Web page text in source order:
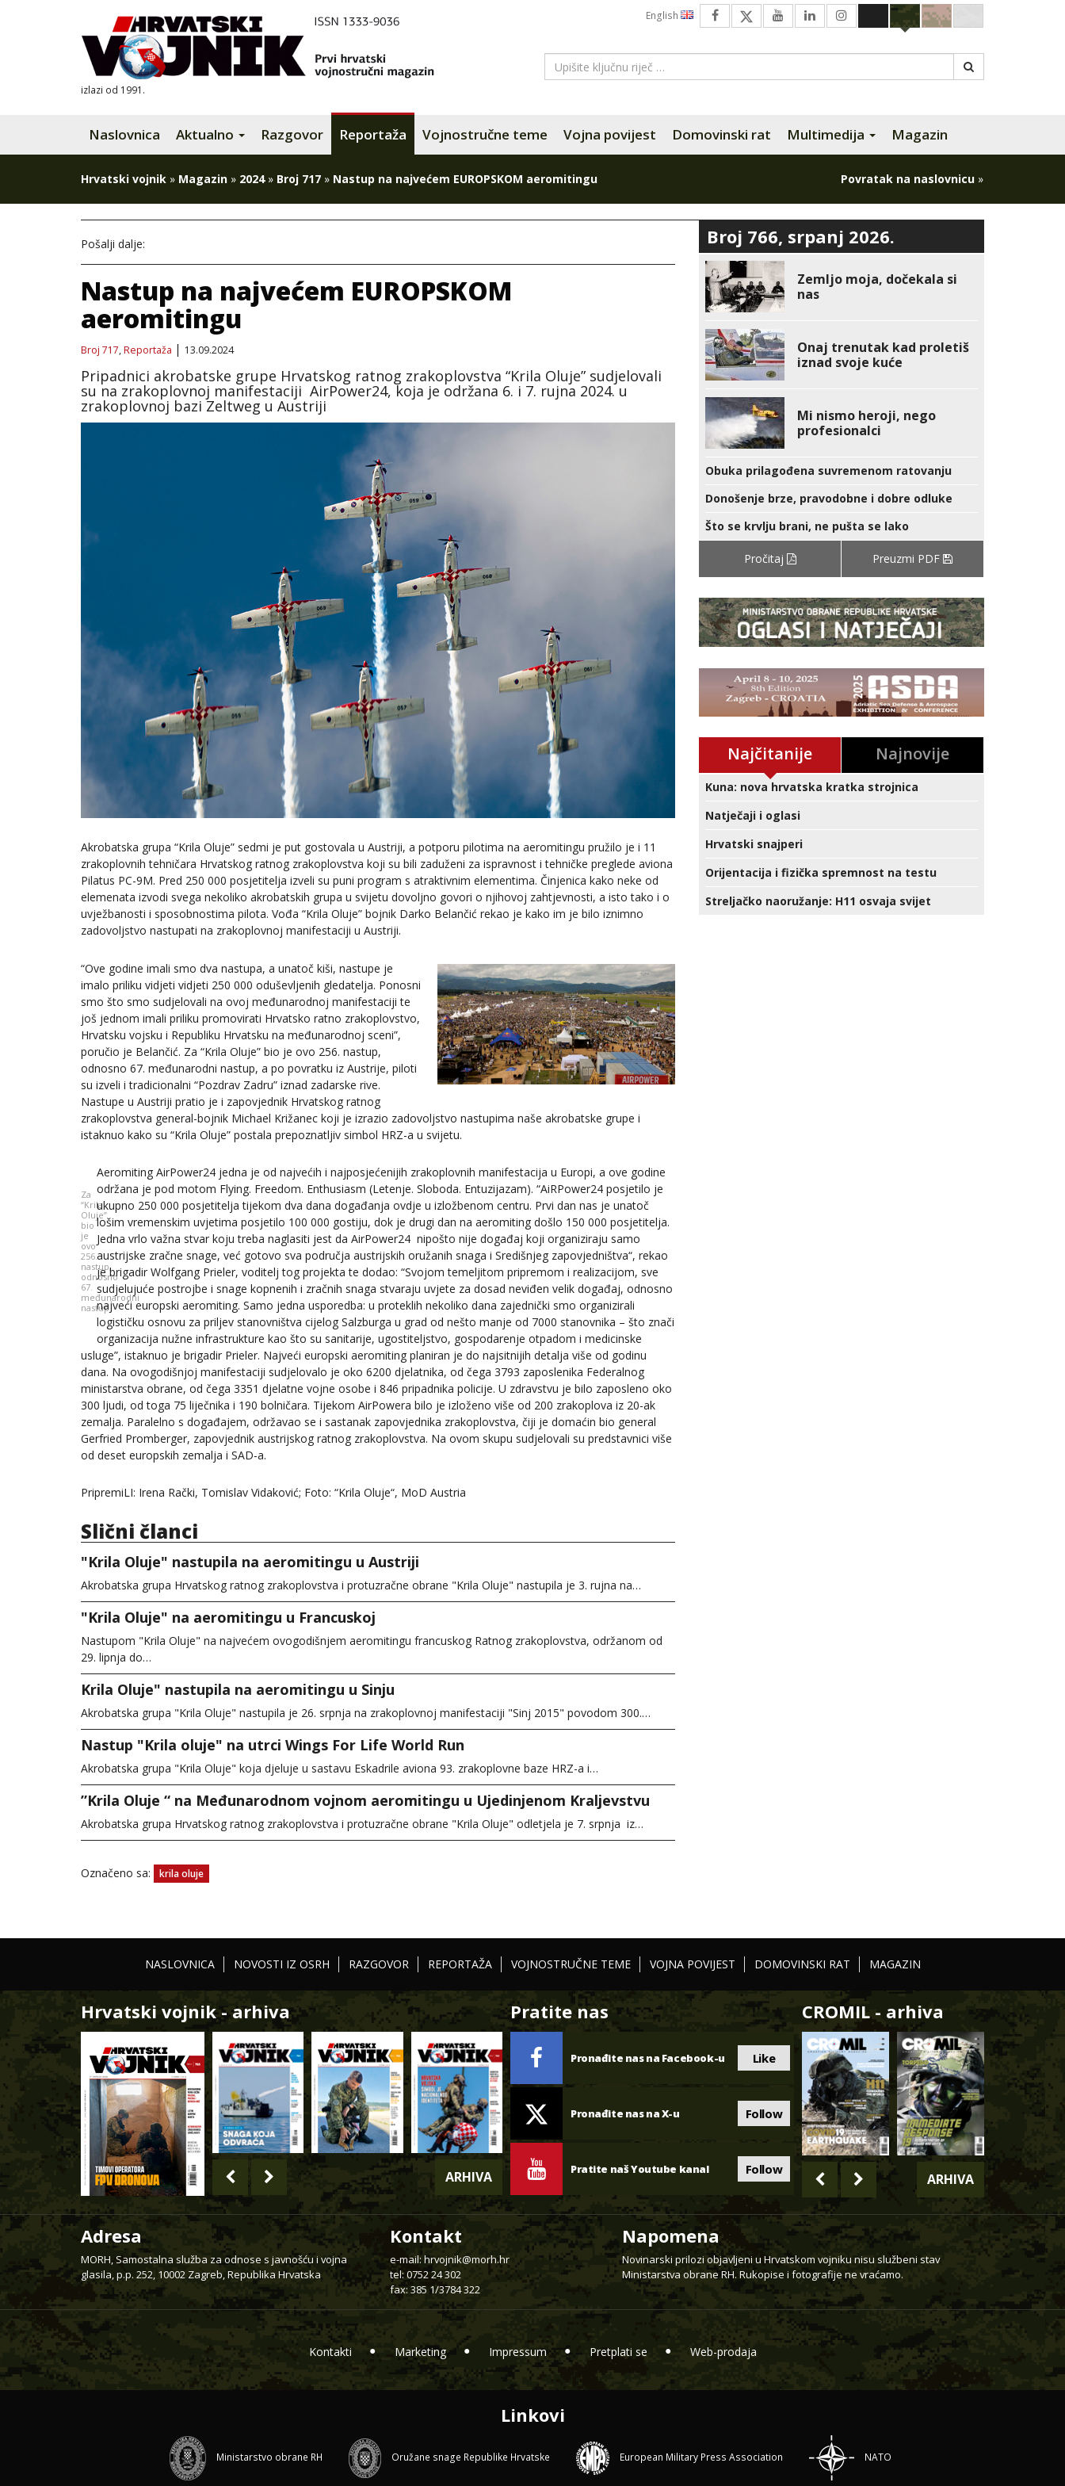
izlazi od 1991.
English
Naslovnica Aktualno Razgovor Reportaža Vojnostručne teme Vojna povijest Domovinski rat Multimedija Magazin
Hrvatski vojnik » Magazin » 2024» Broj 717 » Nastup na najvećem EUROPSKOM aeromitingu Povratak na naslovnicu »
Pošalji dalje:
Nastup na najvećem EUROPSKOM
aeromitingu
Broj 717,Reportaža 13.09.2024
Pripadnici akrobatske grupe Hrvatskog ratnog zrakoplovstva “Krila Oluje” sudjelovali
su na zrakoplovnoj manifestaciji AirPower24, koja je održana 6. i 7. rujna 2024. u
zrakoplovnoj bazi Zeltweg u Austriji
Akrobatska grupa “Krila Oluje” sedmi je put gostovala u Austriji, a potporu pilotima na aeromitingu pružilo je i 11
zrakoplovnih tehničara Hrvatskog ratnog zrakoplovstva koji su bili zaduženi za ispravnost i tehničke preglede aviona
Pilatus PC-9M. Pred 250 000 posjetitelja izveli su puni program s atraktivnim elementima. Činjenica kako neke od
elemenata izvodi svega nekoliko akrobatskih grupa u svijetu dovoljno govori o njihovoj zahtjevnosti, a isto tako i o
uvježbanosti i sposobnostima pilota. Vođa “Krila Oluje” bojnik Darko Belančić rekao je kako im je bilo iznimno
zadovoljstvo nastupati na zrakoplovnoj manifestaciji u Austriji.
“Ove godine imali smo dva nastupa, a unatoč kiši, nastupe je
imalo priliku vidjeti vidjeti 250 000 oduševljenih gledatelja. Ponosni
smo što smo sudjelovali na ovoj međunarodnoj manifestaciji te
još jednom imali priliku promovirati Hrvatsko ratno zrakoplovstvo,
Hrvatsku vojsku i Republiku Hrvatsku na međunarodnoj sceni”,
poručio je Belančić. Za “Krila Oluje” bio je ovo 256. nastup,
odnosno 67. međunarodni nastup, a po povratku iz Austrije, piloti
su izveli i tradicionalni “Pozdrav Zadru” iznad zadarske rive.
Nastupe u Austriji pratio je i zapovjednik Hrvatskog ratnog
zrakoplovstva general-bojnik Michael Križanec koji je izrazio zadovoljstvo nastupima naše akrobatske grupe i
istaknuo kako su “Krila Oluje” postala prepoznatljiv simbol HRZ-a u svijetu.
Za
“Krila
Oluje”
bio
je
ovo
256.
nastup,
odnosno
67.
međunarodni
nastup
Aeromiting AirPower24 jedna je od najvećih i najposjećenijih zrakoplovnih manifestacija u Europi, a ove godine
održana je pod motom Flying. Freedom. Enthusiasm (Letenje. Sloboda. Entuzijazam). “AiRPower24 posjetilo je
ukupno 250 000 posjetitelja tijekom dva dana događanja ovdje u izložbenom centru. Prvi dan nas je unatoč
lošim vremenskim uvjetima posjetilo 100 000 gostiju, dok je drugi dan na aeromiting došlo 150 000 posjetitelja.
Jedna vrlo važna stvar koju treba naglasiti jest da AirPower24 nipošto nije događaj koji organiziraju samo
austrijske zračne snage, već gotovo sva područja austrijskih oružanih snaga i Središnjeg zapovjedništva“, rekao
je brigadir Wolfgang Prieler, voditelj tog projekta te dodao: “Svojom temeljitom pripremom i realizacijom, sve
sudjelujuće postrojbe i snage kopnenih i zračnih snaga stvaraju uvjete za dosad neviđen velik događaj, odnosno
najveći europski aeromiting. Samo jedna usporedba: u proteklih nekoliko dana zajednički smo organizirali
logističku osnovu za priljev stanovništva cijelog Salzburga u grad od nešto manje od 7000 stanovnika – što znači
organizacija nužne infrastrukture kao što su sanitarije, ugostiteljstvo, gospodarenje otpadom i medicinske
usluge”, istaknuo je brigadir Prieler. Najveći europski aeromiting planiran je do najsitnijih detalja više od godinu
dana. Na ovogodišnjoj manifestaciji sudjelovalo je oko 6200 djelatnika, od čega 3793 zaposlenika Federalnog
ministarstva obrane, od čega 3351 djelatne vojne osobe i 846 pripadnika policije. U zdravstvu je bilo zaposleno oko
300 ljudi, od toga 75 liječnika i 190 bolničara. Tijekom AirPowera bilo je izloženo više od 200 zrakoplova iz 20-ak
zemalja. Paralelno s događajem, održavao se i sastanak zapovjednika zrakoplovstva, čiji je domaćin bio general
Gerfried Promberger, zapovjednik austrijskog ratnog zrakoplovstva. Na ovom skupu sudjelovali su predstavnici više
od deset europskih zemalja i SAD-a.
PripremiLI: Irena Rački, Tomislav Vidaković; Foto: “Krila Oluje“, MoD Austria
Slični članci
"Krila Oluje" nastupila na aeromitingu u Austriji
Akrobatska grupa Hrvatskog ratnog zrakoplovstva i protuzračne obrane "Krila Oluje" nastupila je 3. rujna na…
"Krila Oluje" na aeromitingu u Francuskoj
Nastupom "Krila Oluje" na najvećem ovogodišnjem aeromitingu francuskog Ratnog zrakoplovstva, održanom od
29. lipnja do…
Krila Oluje" nastupila na aeromitingu u Sinju
Akrobatska grupa "Krila Oluje" nastupila je 26. srpnja na zrakoplovnoj manifestaciji "Sinj 2015" povodom 300.…
Nastup "Krila oluje" na utrci Wings For Life World Run
Akrobatska grupa "Krila Oluje" koja djeluje u sastavu Eskadrile aviona 93. zrakoplovne baze HRZ-a i…
”Krila Oluje “ na Međunarodnom vojnom aeromitingu u Ujedinjenom Kraljevstvu
Akrobatska grupa Hrvatskog ratnog zrakoplovstva i protuzračne obrane "Krila Oluje" odletjela je 7. srpnja iz…
Označeno sa: krila oluje
Broj 766, srpanj 2026.
Zemljo moja, dočekala si
nas
Onaj trenutak kad proletiš
iznad svoje kuće
Mi nismo heroji, nego
profesionalci
Obuka prilagođena suvremenom ratovanju
Donošenje brze, pravodobne i dobre odluke
Što se krvlju brani, ne pušta se lako
Pročitaj Preuzmi PDF
Najčitanije Najnovije
Kuna: nova hrvatska kratka strojnica
Natječaji i oglasi
Hrvatski snajperi
Orijentacija i fizička spremnost na testu
Streljačko naoružanje: H11 osvaja svijet
NASLOVNICA NOVOSTI IZ OSRH RAZGOVOR REPORTAŽA VOJNOSTRUČNE TEME VOJNA POVIJEST DOMOVINSKI RAT MAGAZIN
Hrvatski vojnik - arhiva
ARHIVA
Pratite nas
Pronađite nas na Facebook-u Like
Pronađite nas na X-u Follow
Pratite naš Youtube kanal Follow
CROMIL - arhiva
ARHIVA
Adresa
MORH, Samostalna služba za odnose s javnošću i vojna
glasila, p.p. 252, 10002 Zagreb, Republika Hrvatska
Kontakt
e-mail: hrvojnik@morh.hr
tel: 0752 24 302
fax: 385 1/3784 322
Napomena
Novinarski prilozi objavljeni u Hrvatskom vojniku nisu službeni stav
Ministarstva obrane RH. Rukopise i fotografije ne vraćamo.
Kontakti Marketing Impressum Pretplati se Web-prodaja
Linkovi
Ministarstvo obrane RH Oružane snage Republike Hrvatske European Military Press Association NATO